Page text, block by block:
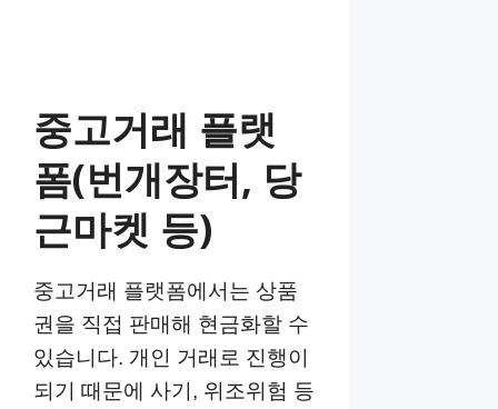
중고거래 플랫
폼(번개장터, 당
근마켓 등)
중고거래 플랫폼에서는 상품
권을 직접 판매해 현금화할 수
있습니다. 개인 거래로 진행이
되기 때문에 사기, 위조위험 등